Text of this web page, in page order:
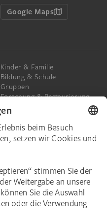
Google Maps
Kinder & Familie
Bildung & Schule
Gruppen
Forschung & Restaurierung
Presse
Städel Stories
Newsletter